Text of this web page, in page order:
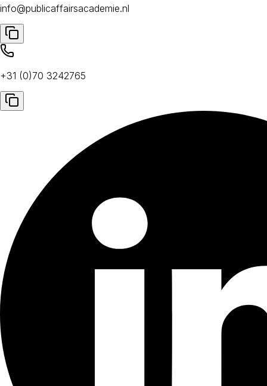
info@publicaffairsacademie.nl
+31 (0)70 3242765